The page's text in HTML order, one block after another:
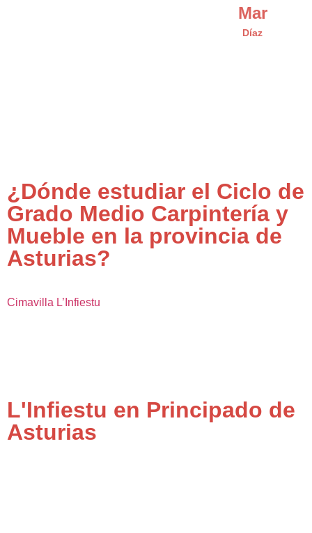
Mar
Díaz
¿Dónde estudiar el Ciclo de
Grado Medio Carpintería y
Mueble en la provincia de
Asturias?
Cimavilla L’Infiestu
L'Infiestu en Principado de
Asturias